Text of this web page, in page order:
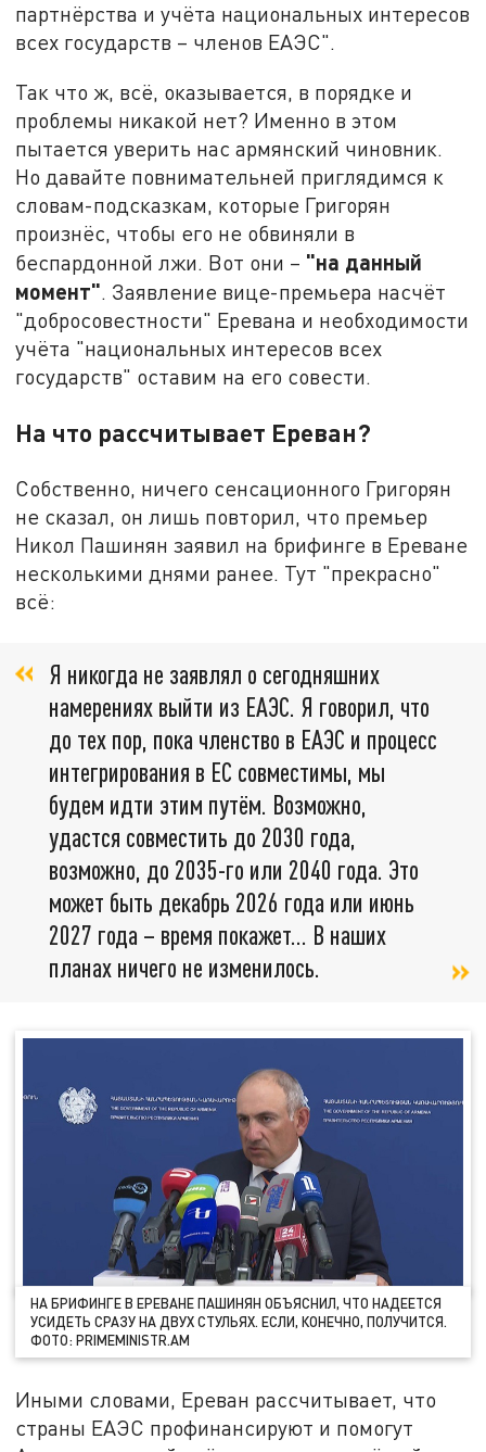
партнёрства и учёта национальных интересов
всех государств – членов ЕАЭС".
Так что ж, всё, оказывается, в порядке и
проблемы никакой нет? Именно в этом
пытается уверить нас армянский чиновник.
Но давайте повнимательней приглядимся к
словам-подсказкам, которые Григорян
произнёс, чтобы его не обвиняли в
беспардонной лжи. Вот они – "на данный
момент". Заявление вице-премьера насчёт
"добросовестности" Еревана и необходимости
учёта "национальных интересов всех
государств" оставим на его совести.
На что рассчитывает Ереван?
Собственно, ничего сенсационного Григорян
не сказал, он лишь повторил, что премьер
Никол Пашинян заявил на брифинге в Ереване
несколькими днями ранее. Тут "прекрасно"
всё:
Я никогда не заявлял о сегодняшних
намерениях выйти из ЕАЭС. Я говорил, что
до тех пор, пока членство в ЕАЭС и процесс
интегрирования в ЕС совместимы, мы
будем идти этим путём. Возможно,
удастся совместить до 2030 года,
возможно, до 2035-го или 2040 года. Это
может быть декабрь 2026 года или июнь
2027 года – время покажет… В наших
планах ничего не изменилось.
НА БРИФИНГЕ В ЕРЕВАНЕ ПАШИНЯН ОБЪЯСНИЛ, ЧТО НАДЕЕТСЯ
УСИДЕТЬ СРАЗУ НА ДВУХ СТУЛЬЯХ. ЕСЛИ, КОНЕЧНО, ПОЛУЧИТСЯ.
ФОТО: PRIMEMINISTR.AM
Иными словами, Ереван рассчитывает, что
страны ЕАЭС профинансируют и помогут